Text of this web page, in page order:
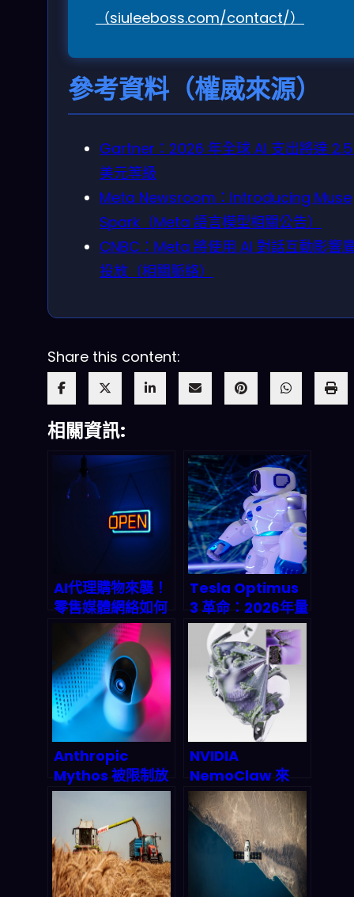
（siuleeboss.com/contact/）
參考資料（權威來源）
Gartner：2026 年全球 AI 支出將達
美元等級
Meta Newsroom：Introducing Muse
Spark（Meta 語言模型相關公告）
CNBC：Meta 將使用 AI 對話互動影響
投放（相關脈絡）
Share this content:
相關資訊:
AI代理購物來襲！
零售媒體網絡如何
從瀕死邊緣翻身？
2026終極生存指
南
Tesla Optimus
3 革命：2026年量
產時間表曝光，如
何搶占人形機器人
兆億級商機？
Anthropic
Mythos 被限制放
出的背後：AI 安全
驗證流程重排，
2026 風險治理會
怎麼改寫整個投資
與法規？
NVIDIA
NemoClaw 來
了：開源 AI 代理
平台如何顛覆企業
自動化